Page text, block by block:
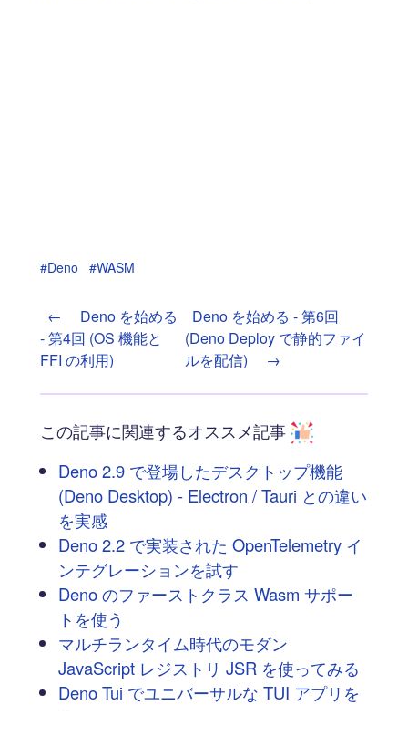
#Deno #WASM
←
Deno を始める
- 第4回 (OS 機能と
FFI の利用)
Deno を始める - 第6回
(Deno Deploy で静的ファイ
ルを配信)
→
この記事に関連するオススメ記事
Deno 2.9 で登場したデスクトップ機能
(Deno Desktop) - Electron / Tauri との違い
を実感
Deno 2.2 で実装された OpenTelemetry イ
ンテグレーションを試す
Deno のファーストクラス Wasm サポー
トを使う
マルチランタイム時代のモダン
JavaScript レジストリ JSR を使ってみる
Deno Tui でユニバーサルな TUI アプリを
作る